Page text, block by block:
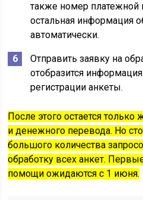
также номер платежной
остальная информация
автоматически.
Отправить заявку на
отобразится
регистрации анкеты.
После этого остается
и денежного перевода. Но
большого количества
обработку всех анкет.
помощи ожидаются с 1 июня.